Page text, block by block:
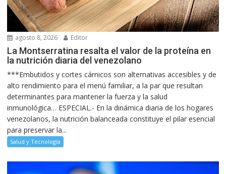
agosto 8, 2026 Editor
La Montserratina resalta el valor de la proteína en
la nutrición diaria del venezolano
***Embutidos y cortes cárnicos son alternativas accesibles y de
alto rendimiento para el menú familiar, a la par que resultan
determinantes para mantener la fuerza y la salud
inmunológica… ESPECIAL.- En la dinámica diaria de los hogares
venezolanos, la nutrición balanceada constituye el pilar esencial
para preservar la...
Salud y Tecnología